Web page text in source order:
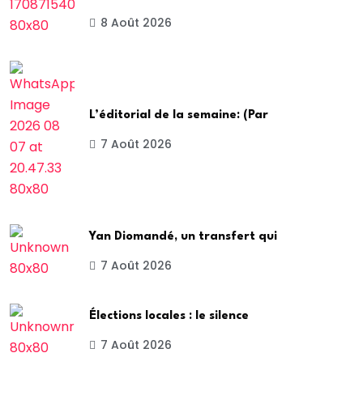
8 Août 2026
L’éditorial de la semaine: (Par
7 Août 2026
Yan Diomandé, un transfert qui
7 Août 2026
Élections locales : le silence
7 Août 2026